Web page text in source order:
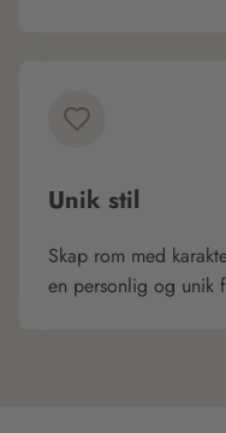
Unik stil
Skap rom med
en personlig og unik